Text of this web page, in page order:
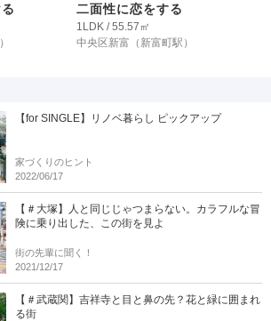
二面性に恋をする
1LDK / 55.57㎡
中央区新富 （新富町駅）
【for SINGLE】リノベ暮らし ピックアップ
家づくりのヒント
2022/06/17
【＃大塚】人と同じじゃつまらない。カラフルな冒
険に乗り出した、この街を見よ
街の先輩に聞く！
2021/12/17
【＃武蔵関】吉祥寺と目と鼻の先？花と緑に囲まれ
る街